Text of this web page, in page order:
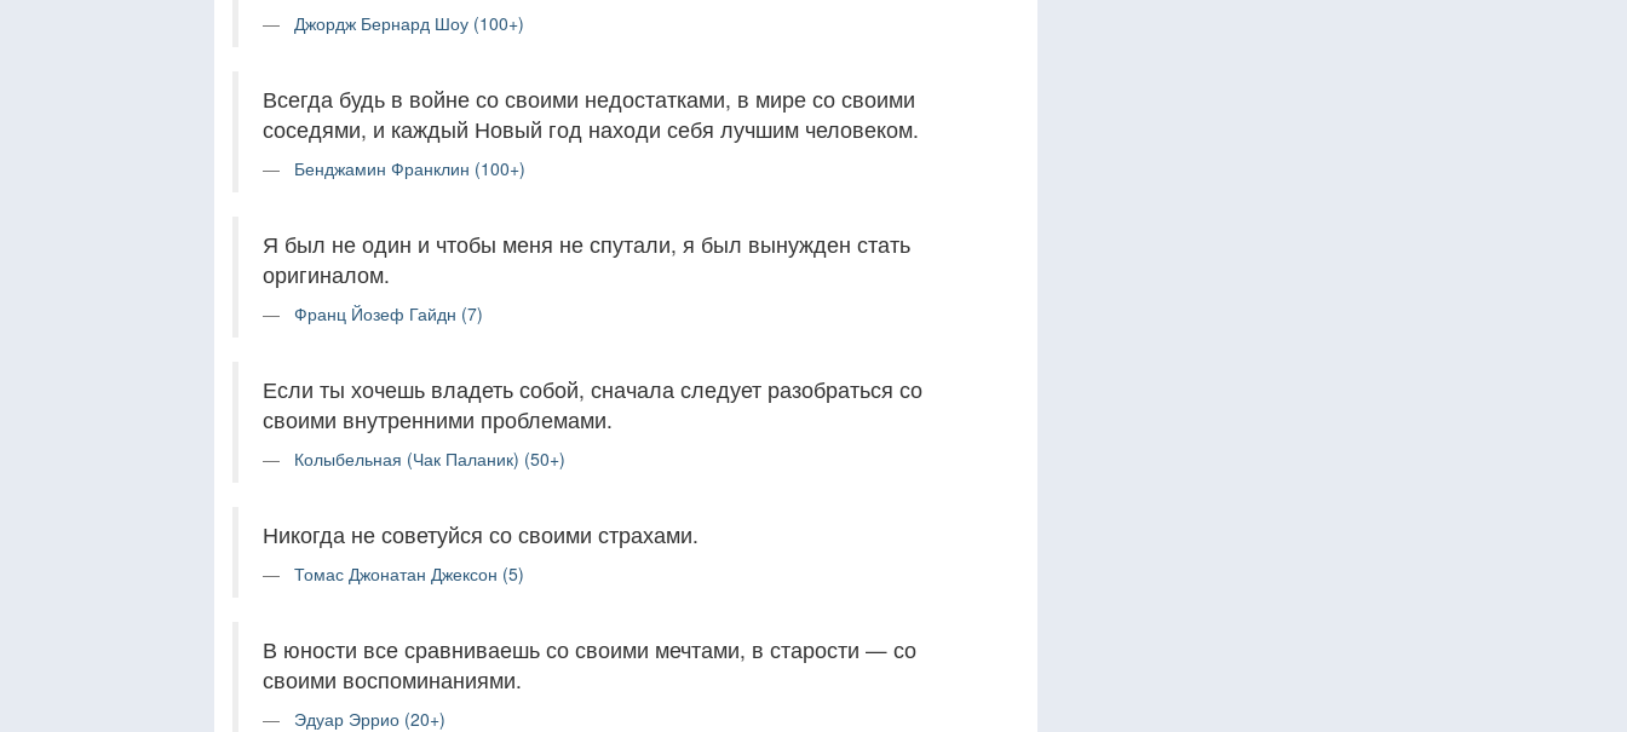
Джордж Бернард Шоу (100+)
Всегда будь в войне со своими недостатками, в мире со своими
соседями, и каждый Новый год находи себя лучшим человеком.
Бенджамин Франклин (100+)
Я был не один и чтобы меня не спутали, я был вынужден стать
оригиналом.
Франц Йозеф Гайдн (7)
Если ты хочешь владеть собой, сначала следует разобраться со
своими внутренними проблемами.
Колыбельная (Чак Паланик) (50+)
Никогда не советуйся со своими страхами.
Томас Джонатан Джексон (5)
В юности все сравниваешь со своими мечтами, в старости — со
своими воспоминаниями.
Эдуар Эррио (20+)